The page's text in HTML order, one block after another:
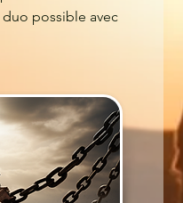
possible avec